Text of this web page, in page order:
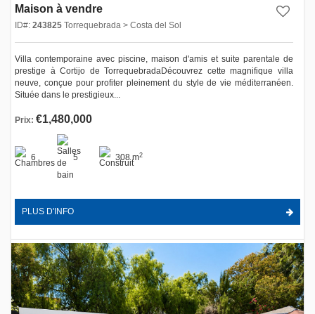
Maison à vendre
ID#: 243825 Torrequebrada > Costa del Sol
Villa contemporaine avec piscine, maison d'amis et suite parentale de
prestige à Cortijo de TorrequebradaDécouvrez cette magnifique villa
neuve, conçue pour profiter pleinement du style de vie méditerranéen.
Située dans le prestigieux...
Prix: €1,480,000
6 5 308 m2
PLUS D'INFO